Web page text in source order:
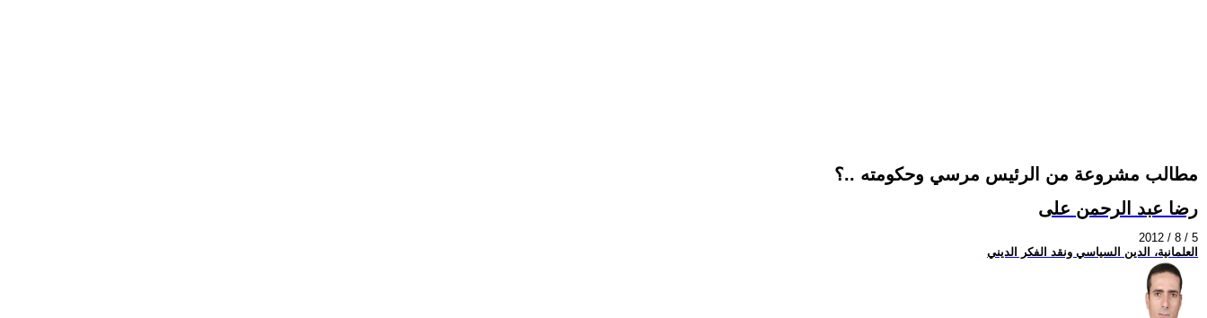
مطالب مشروعة من الرئيس مرسي وحكومته ..؟
رضا عبد الرحمن على
2012 / 8 / 5
العلمانية، الدين السياسي ونقد الفكر الديني